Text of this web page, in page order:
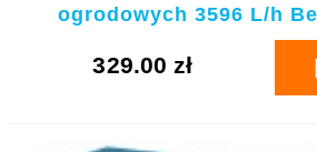
ogrodowych 3596 L/h
329.00 zł